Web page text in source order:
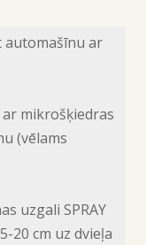
automašīnu ar
mikrošķiedras
(vēlams
uzgali SPRAY
20 cm uz dvieļa